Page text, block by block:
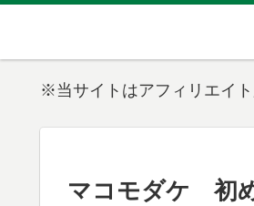
※当サイトはアフィリエイ
マコモダケ 初